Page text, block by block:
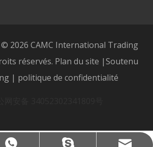
+86-13335550888
+8613955563190
+8613335550888
© 2026 CAMC International Trading
réservés. Plan du site |Soutenu
| politique de confidentialité